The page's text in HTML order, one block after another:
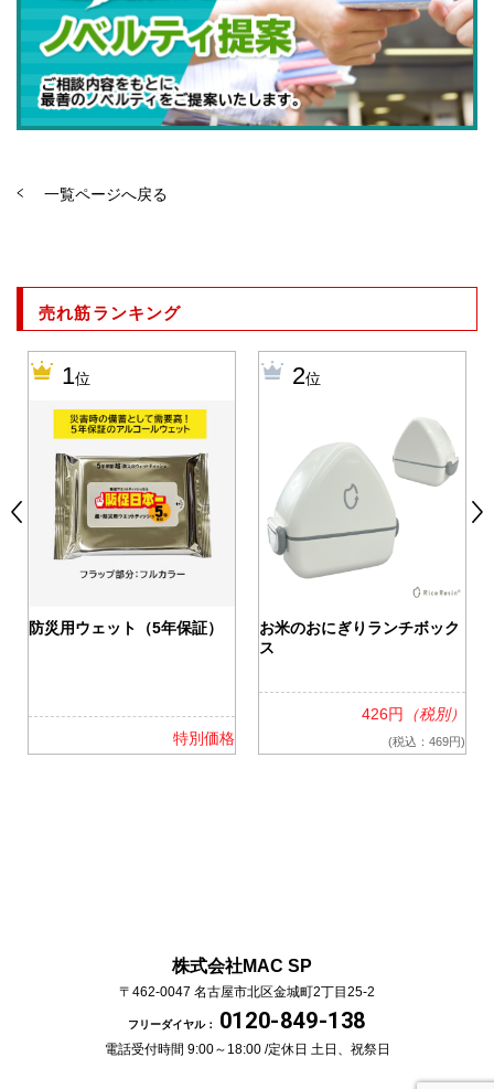
一覧ページへ戻る
売れ筋ランキング
1位
防災用ウェット（5年保証）
特別価格
2位
お米のおにぎりランチボック
ス
426円 （税別）
(税込：469円)
株式会社MAC SP
〒462-0047 名古屋市北区金城町2丁目25-2
フリーダイヤル： 0120-849-138
電話受付時間 9:00～18:00 /定休日 土日、祝祭日